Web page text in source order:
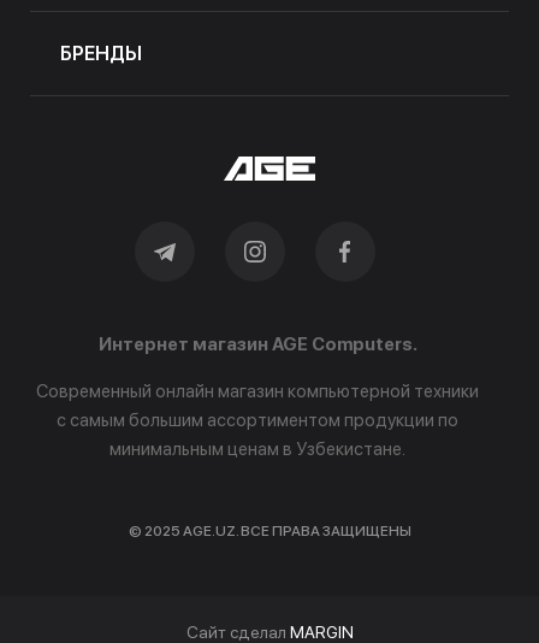
БРЕНДЫ
Интернет магазин AGE Computers.
Современный онлайн магазин компьютерной техники
с самым большим ассортиментом продукции по
минимальным ценам в Узбекистане.
© 2025 AGE.UZ. ВСЕ ПРАВА ЗАЩИЩЕНЫ
Cайт сделал MARGIN